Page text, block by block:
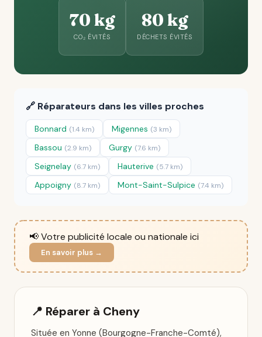
70 kg
CO₂ ÉVITÉS
80 kg
DÉCHETS ÉVITÉS
🔗 Réparateurs dans les villes proches
Bonnard (1.4 km) Migennes (3 km)
Bassou (2.9 km) Gurgy (7.6 km)
Seignelay (6.7 km) Hauterive (5.7 km)
Appoigny (8.7 km) Mont-Saint-Sulpice (7.4 km)
📢 Votre publicité locale ou nationale ici
En savoir plus →
📍 Réparer à Cheny
Située en Yonne (Bourgogne-Franche-Comté),